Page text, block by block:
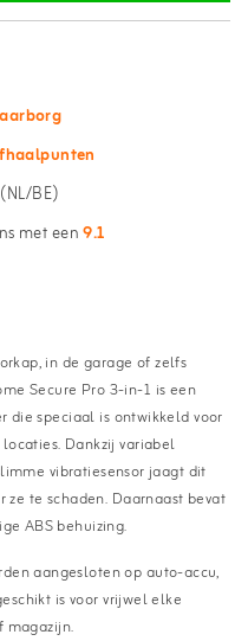
BE)
met een9.1
in de garage of zelfs
Secure Pro 3-in-1 is een
die speciaal is ontwikkeld voor
Dankzij variabel
vibratiesensor jaagt dit
te schaden. Daarnaast bevat
ABS behuizing.
aangesloten op auto-accu,
is voor vrijwel elke
magazijn.